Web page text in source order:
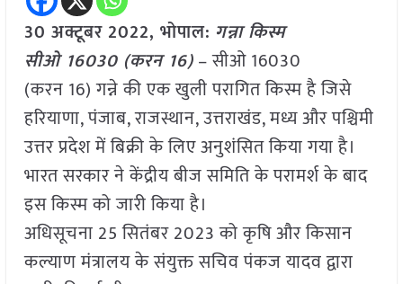
30 अक्टूबर 2022, भोपाल: गन्ना किस्म
सीओ 16030 (करन 16)– सीओ 16030
(करन 16) गन्ने की एक खुली परागित किस्म है जिसे
हरियाणा, पंजाब, राजस्थान, उत्तराखंड, मध्य और पश्चिमी
उत्तर प्रदेश में बिक्री के लिए अनुशंसित किया गया है।
भारत सरकार ने केंद्रीय बीज समिति के परामर्श के बाद
इस किस्म को जारी किया है।
अधिसूचना 25 सितंबर 2023 को कृषि और किसान
कल्याण मंत्रालय के संयुक्त सचिव पंकज यादव द्वारा